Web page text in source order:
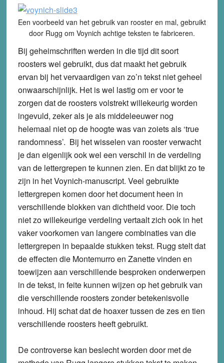
Een voorbeeld van het gebruik van rooster en mal, gebruikt
door Rugg om Voynich achtige teksten te fabriceren.
Bij geheimschriften werden in die tijd dit soort
roosters wel gebruikt, dus dat maakt het gebruik
ervan bij het vervaardigen van zo’n tekst niet geheel
onwaarschijnlijk. Het is wel lastig om er voor te
zorgen dat de roosters volstrekt willekeurig worden
ingevuld, zeker als je als middeleeuwer nog
helemaal niet op de hoogte was van zoiets als ‘true
randomness’. Bij het wisselen van rooster verwacht
je dan eigenlijk ook wel een verschil in de verdeling
van de lettergrepen te kunnen zien. En dat blijkt zo te
zijn in het Voynich-manuscript. Veel gebruikte
lettergrepen komen door het document heen in
verschillende blokken van dichtheid voor. Die toch
niet zo willekeurige verdeling vertaalt zich ook in het
vaker voorkomen van langere combinaties van die
lettergrepen in bepaalde stukken tekst. Rugg stelt dat
de effecten die Montemurro en Zanette vinden en
toewijzen aan verschillende besproken onderwerpen
in de tekst, in feite kunnen wijzen op het gebruik van
die verschillende roosters zonder betekenisvolle
inhoud. Hij schat dat de hoaxer tussen de zes en tien
verschillende roosters heeft gebruikt.
De controverse kan beslecht worden door met de